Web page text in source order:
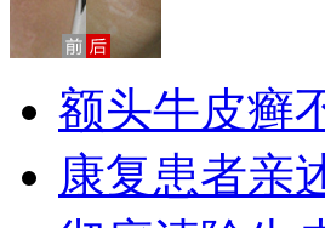
额头牛皮癣
康复患者亲